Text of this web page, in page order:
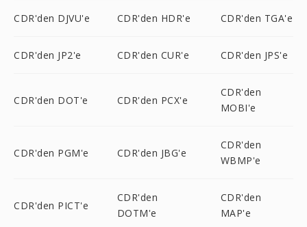
CDR'den DJVU'e CDR'den HDR'e CDR'den TGA'e
CDR'den JP2'e CDR'den CUR'e CDR'den JPS'e
CDR'den DOT'e CDR'den PCX'e
CDR'den
MOBI'e
CDR'den PGM'e CDR'den JBG'e
CDR'den
WBMP'e
CDR'den PICT'e
CDR'den
DOTM'e
CDR'den
MAP'e